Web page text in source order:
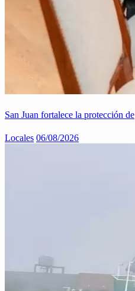
San Juan fortalece la protección de
Locales 06/08/2026